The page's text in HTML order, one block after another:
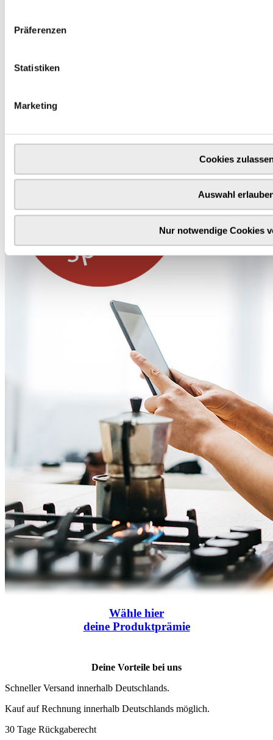
Präferenzen
Statistiken
Marketing
Cookies
Auswahl
Nur notwendige Cookies
Retouren und Stornierungen, gültig. Preisangaben inkl. gesetzl. MwSt. zzgl. Service- und
Wähle hier
deine Produktprämie
Deine Vorteile bei uns
Schneller Versand innerhalb Deutschlands.
Kauf auf Rechnung innerhalb Deutschlands möglich.
30 Tage Rückgaberecht